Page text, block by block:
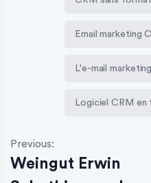
Email marketing
L'e-mail
Logiciel CRM en
Previous:
Weingut Erwin